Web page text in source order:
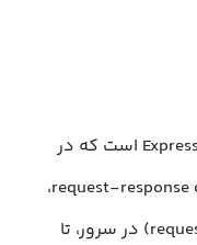
بخشی از فریم‌ورک Express.js است که در
طول چرخه درخواست و پاسخ request-response cycle،
یعنی از زمان دریافت ریکوئست (request) در سرور، تا